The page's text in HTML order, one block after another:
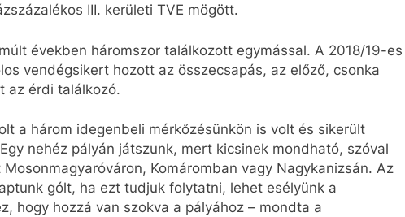
III. kerületi TVE mögött.
években háromszor találkozott egymással. A 2018/19-es
vendégsikert hozott az összecsapás, az előző, csonka
az érdi találkozó.
a három idegenbeli mérkőzésünkön is volt és sikerült
nehéz pályán játszunk, mert kicsinek mondható, szóval
Komáromban vagy Nagykanizsán. Az
gólt, ha ezt tudjuk folytatni, lehet esélyünk a
hogy hozzá van szokva a pályához – mondta a